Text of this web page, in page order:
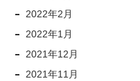
2022年2月
2022年1月
2021年12月
2021年11月